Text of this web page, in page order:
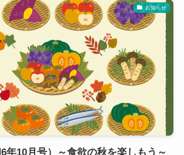
お知らせ
年10月号）～食欲の秋を楽しもう～